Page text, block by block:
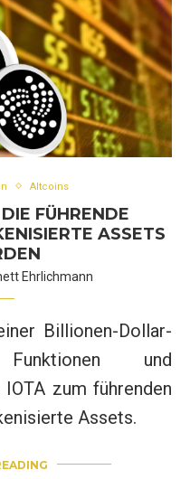
Altcoins
FÜHRENDE
ASSETS
Ehrlichmann
Billionen-Dollar-
und
zum führenden
Assets.